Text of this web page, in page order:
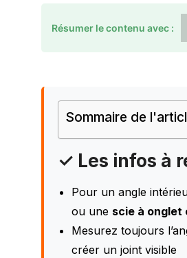
Résumer le contenu avec :
Sommaire de
✓ Les infos à
Pour un angle
ou une scie à onglet
Mesurez toujours
créer un joint visible